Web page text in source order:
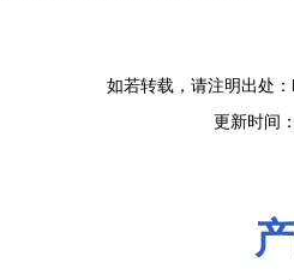
如若转载，请注明出处
更新时间